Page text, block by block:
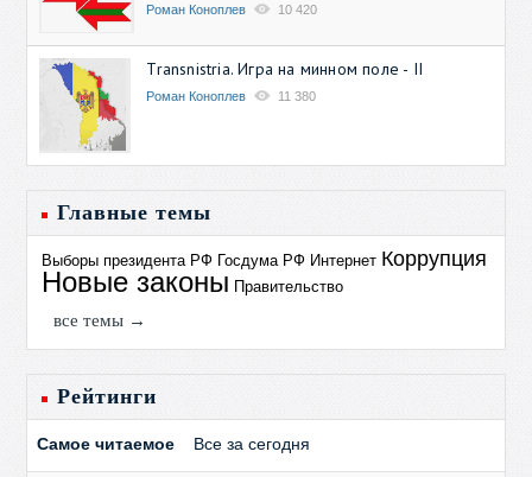
Роман Коноплев 10 420
Transnistria. Игра на минном поле - II
Роман Коноплев 11 380
Главные темы
Выборы президента РФ Госдума РФ Интернет Коррупция
Новые законы Правительство
все темы →
Рейтинги
Самое читаемое Все за сегодня